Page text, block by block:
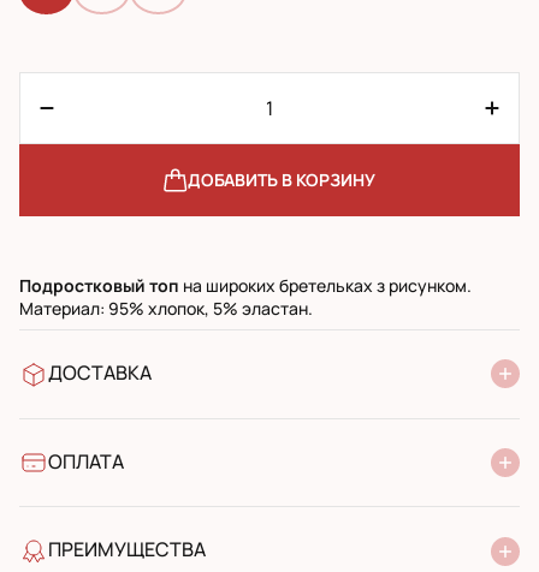
ДОБАВИТЬ В КОРЗИНУ
Подростковый топ на широких бретельках з рисунком.
Материал: 95% хлопок, 5% эластан.
ДОСТАВКА
УкрПочта стандарт
ОПЛАТА
Банковский перевод
ПРЕИМУЩЕСТВА